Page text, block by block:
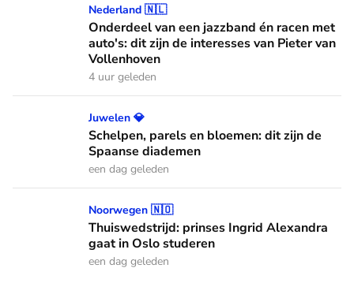
Onderdeel van een jazzband én racen met auto's: dit zijn
Nederland 🇳🇱
Onderdeel van een jazzband én racen met
auto's: dit zijn de interesses van Pieter van
Vollenhoven
4 uur geleden
Schelpen, parels en bloemen: dit zijn de Spaanse diademen
Juwelen 💎
Schelpen, parels en bloemen: dit zijn de
Spaanse diademen
een dag geleden
Thuiswedstrijd: prinses Ingrid Alexandra gaat in Oslo
Noorwegen 🇳🇴
Thuiswedstrijd: prinses Ingrid Alexandra
gaat in Oslo studeren
een dag geleden